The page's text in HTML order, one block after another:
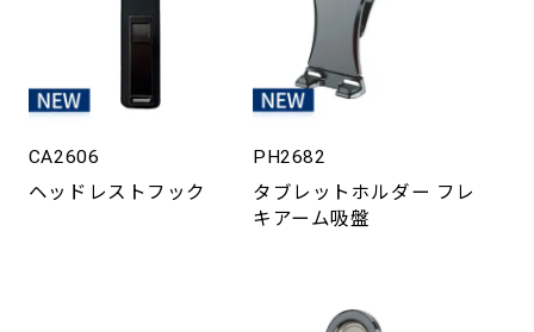
CA2606
ヘッドレストフック
PH2682
タブレットホルダー フレ
キアーム吸盤